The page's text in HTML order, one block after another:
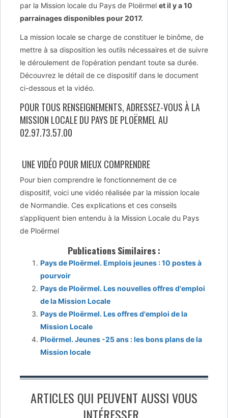
par la Mission locale du Pays de Ploërmel et il y a 10
parrainages disponibles pour 2017.
La mission locale se charge de constituer le binôme, de
mettre à sa disposition les outils nécessaires et de suivre
le déroulement de l’opération pendant toute sa durée.
Découvrez le détail de ce dispositif dans le document
ci-dessous et la vidéo.
POUR TOUS RENSEIGNEMENTS, ADRESSEZ-VOUS À LA
MISSION LOCALE DU PAYS DE PLOËRMEL AU
02.97.73.57.00
UNE VIDÉO POUR MIEUX COMPRENDRE
Pour bien comprendre le fonctionnement de ce
dispositif, voici une vidéo réalisée par la mission locale
de Normandie. Ces explications et ces conseils
s’appliquent bien entendu à la Mission Locale du Pays
de Ploërmel
Publications Similaires :
Pays de Ploërmel. Emplois jeunes : 10 postes à
pourvoir
Pays de Ploërmel. Les nouvelles offres d'emploi
de la Mission Locale
Pays de Ploërmel. Les offres d'emploi de la
Mission Locale
Ploërmel. Jeunes -25 ans : les bons plans de la
Mission locale
ARTICLES QUI PEUVENT AUSSI VOUS